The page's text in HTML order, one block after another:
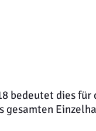
bedeutet dies für
gesamten